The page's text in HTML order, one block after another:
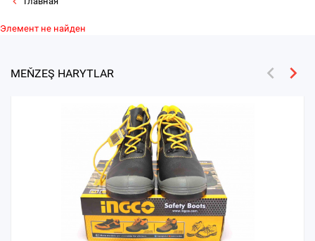
Элемент не найден
MEŇZEŞ HARYTLAR